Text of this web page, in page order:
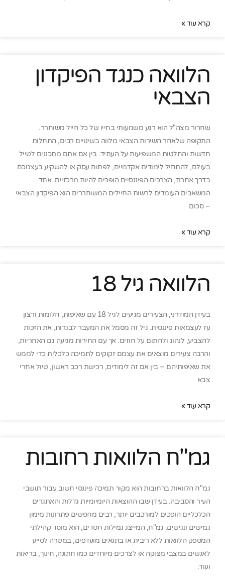
קרא עוד »
הלוואה כנגד הפיקדון
הצבאי
שחרור מצה"ל הוא רגע משמעותי בחייו של כל חייל משוחרר.
התקופה שלאחר השירות הצבאי מלווה בשינויים רבים, התחלות
חדשות והחלטות המשפיעות על העתיד. בין אם אתם מתכננים לטייל
בעולם, להתחיל לימודים אקדמיים, לפתוח עסק או להשקיע בעצמכם
בדרך אחרת, הצרכים הפיננסיים הופכים להיות מרכזיים. אחד
המשאבים העומדים לרשות החיילים המשוחררים הוא הפיקדון הצבאי
– סכום
קרא עוד »
הלוואה גיל 18
בעידן המודרני, הצעירים מגיעים לגיל 18 עם שאיפות, חלומות ורצון
עז לעצמאות פיננסית. גיל זה מסמל את המעבר לבגרות, את הזכות
להצביע, לנהוג ולחתום על חוזים. אך עם החירות מגיעה גם האחריות,
והרבה צעירים מוצאים את עצמם זקוקים לתמיכה כלכלית כדי לממש
את שאיפותיהם – בין אם זה לימודים, רכישת רכב ראשון, טיול אחרי
צבא
קרא עוד »
גמ"ח הלוואות רחובות
גמ"ח הלוואות ברחובות הוא מקור תמיכה פיננסי חשוב עבור תושבי
העיר והסביבה. בעידן שבו ההוצאות היומיומיות גדלות והאתגרים
הכלכליים הופכים למורכבים יותר, רבים מחפשים פתרונות מימון
גמישים ונגישים. גמ"ח, המייצג גמילות חסדים, הוא מוסד קהילתי
המספק הלוואות ללא ריבית או בתנאים מועדפים, במטרה לסייע
לאנשים במצבי מצוקה או לצרכים מיוחדים כמו חתונה, חינוך, בריאות
ועוד.